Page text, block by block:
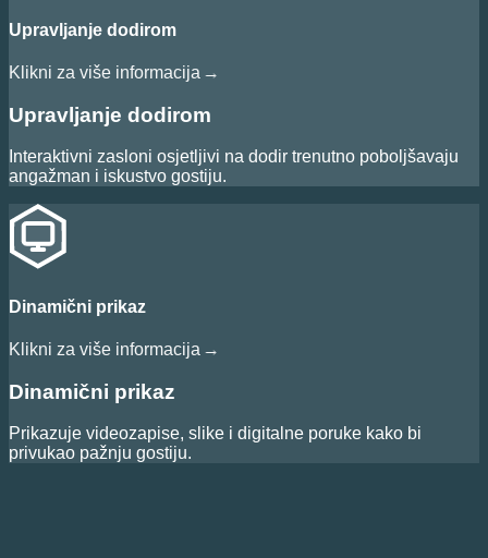
Upravljanje dodirom
Klikni za više informacija →
Upravljanje dodirom
Interaktivni zasloni osjetljivi na dodir trenutno poboljšavaju
angažman i iskustvo gostiju.
Dinamični prikaz
Klikni za više informacija →
Dinamični prikaz
Prikazuje videozapise, slike i digitalne poruke kako bi
privukao pažnju gostiju.